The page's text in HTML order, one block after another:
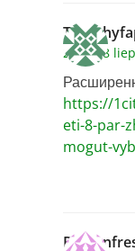
2026 18
https://
eti-8-par-
mogut-